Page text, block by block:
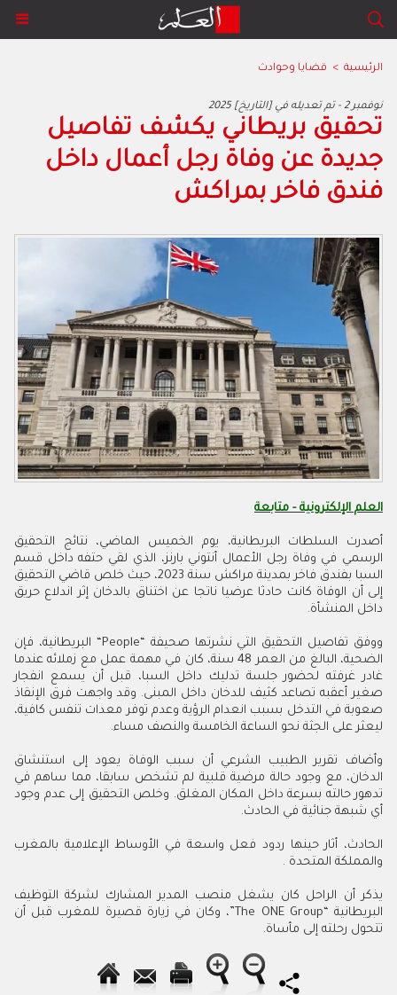
الرئيسية > قضايا وحوادث
2025 نوفمبر 2 - تم تعديله في [التاريخ]
تحقيق بريطاني يكشف تفاصيل
جديدة عن وفاة رجل أعمال داخل
فندق فاخر بمراكش
العلم الإلكترونية - متابعة
أصدرت السلطات البريطانية، يوم الخميس الماضي، نتائج التحقيق
الرسمي في وفاة رجل الأعمال أنتوني بارنز، الذي لقي حتفه داخل قسم
السبا بفندق فاخر بمدينة مراكش سنة 2023، حيث خلص قاضي التحقيق
إلى أن الوفاة كانت حادثا عرضيا ناتجا عن اختناق بالدخان إثر اندلاع حريق
داخل المنشأة.
ووفق تفاصيل التحقيق التي نشرتها صحيفة “People“ البريطانية، فإن
الضحية، البالغ من العمر 48 سنة، كان في مهمة عمل مع زملائه عندما
غادر غرفته لحضور جلسة تدليك داخل السبا، قبل أن يسمع انفجار
صغير أعقبه تصاعد كثيف للدخان داخل المبنى. وقد واجهت فرق الإنقاذ
صعوبة في التدخل بسبب انعدام الرؤية وعدم توفر معدات تنفس كافية،
ليعثر على الجثة نحو الساعة الخامسة والنصف مساء.
وأضاف تقرير الطبيب الشرعي أن سبب الوفاة يعود إلى استنشاق
الدخان، مع وجود حالة مرضية قلبية لم تشخص سابقا، مما ساهم في
تدهور حالته بسرعة داخل المكان المغلق. وخلص التحقيق إلى عدم وجود
أي شبهة جنائية في الحادث.
الحادث، أثار حينها ردود فعل واسعة في الأوساط الإعلامية بالمغرب
والمملكة المتحدة .
يذكر أن الراحل كان يشغل منصب المدير المشارك لشركة التوظيف
البريطانية “The ONE Group”، وكان في زيارة قصيرة للمغرب قبل أن
تتحول رحلته إلى مأساة.